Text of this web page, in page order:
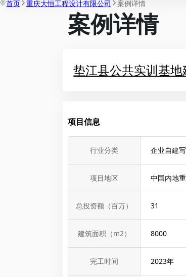
首页 重庆大恒工程设计有限公司 案例详情
案例详情
垫江县公共实训基
项目信息
行业分类 企业自建
项目地区 中国内地
总投资额（百万） 31
建筑面积（m2） 8000
完工时间 2023年